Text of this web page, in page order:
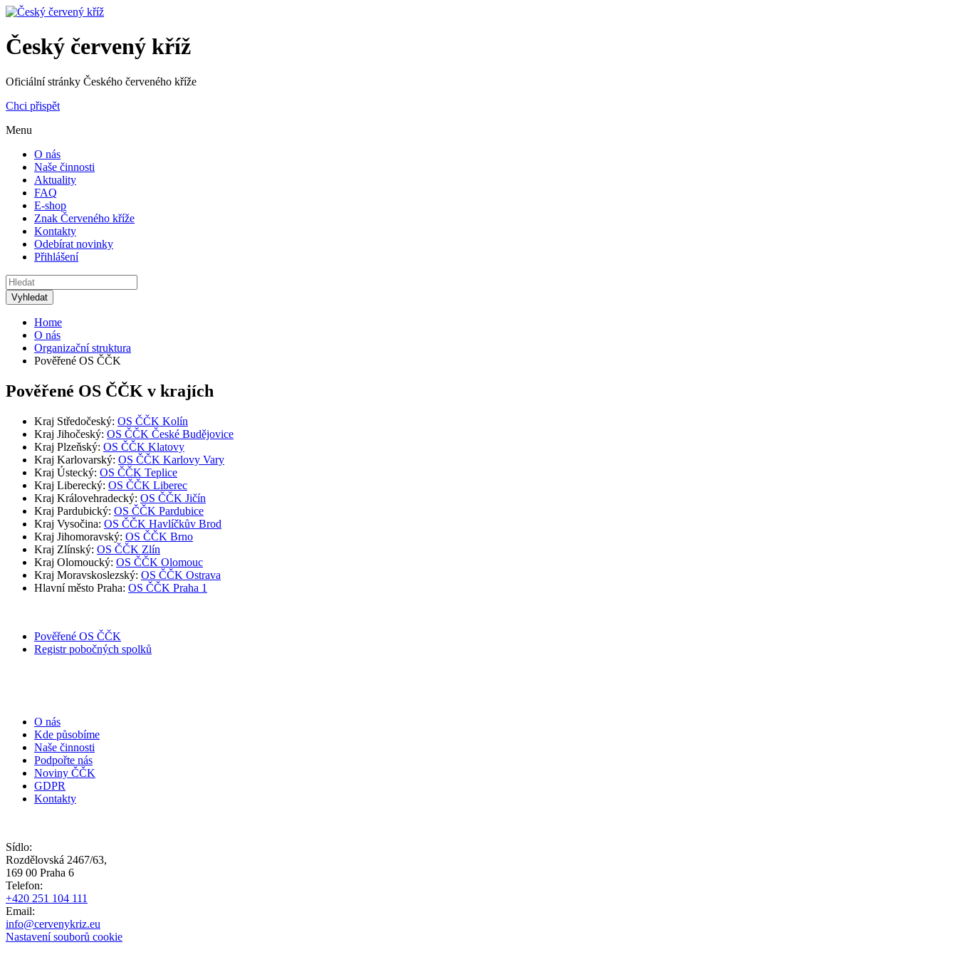
Český červený kříž
Oficiální stránky Českého červeného kříže
Chci přispět
Menu
O nás
Naše činnosti
Aktuality
FAQ
E-shop
Znak Červeného kříže
Kontakty
Odebírat novinky
Přihlášení
Home
O nás
Organizační struktura
Pověřené OS ČČK
Pověřené OS ČČK v krajích
Kraj Středočeský: OS ČČK Kolín
Kraj Jihočeský: OS ČČK České Budějovice
Kraj Plzeňský: OS ČČK Klatovy
Kraj Karlovarský: OS ČČK Karlovy Vary
Kraj Ústecký: OS ČČK Teplice
Kraj Liberecký: OS ČČK Liberec
Kraj Královehradecký: OS ČČK Jičín
Kraj Pardubický: OS ČČK Pardubice
Kraj Vysočina: OS ČČK Havlíčkův Brod
Kraj Jihomoravský: OS ČČK Brno
Kraj Zlínský: OS ČČK Zlín
Kraj Olomoucký: OS ČČK Olomouc
Kraj Moravskoslezský: OS ČČK Ostrava
Hlavní město Praha: OS ČČK Praha 1
Pověřené OS ČČK
Registr pobočných spolků
O nás
Kde působíme
Naše činnosti
Podpořte nás
Noviny ČČK
GDPR
Kontakty
Sídlo:
Rozdělovská 2467/63,
169 00 Praha 6
Telefon:
+420 251 104 111
Email:
info@cervenykriz.eu
Nastavení souborů cookie